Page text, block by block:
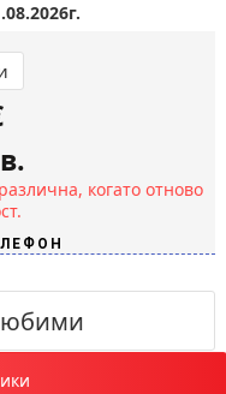
когато отново